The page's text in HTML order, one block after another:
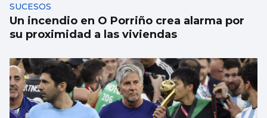
SUCESOS
Un incendio en O Porriño crea alarma por
su proximidad a las viviendas